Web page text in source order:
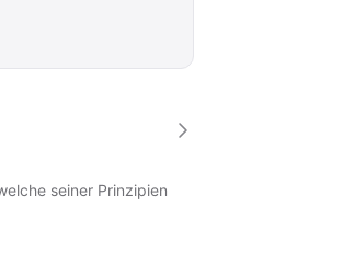
seiner Prinzipien